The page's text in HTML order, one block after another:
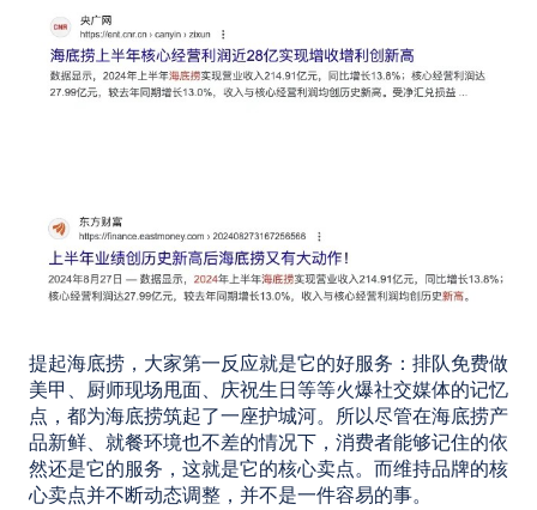
提起海底捞，大家第一反应就是它的好服务：排队免费做
美甲、厨师现场甩面、庆祝生日等等火爆社交媒体的记忆
点，都为海底捞筑起了一座护城河。所以尽管在海底捞产
品新鲜、就餐环境也不差的情况下，消费者能够记住的依
然还是它的服务，这就是它的核心卖点。而维持品牌的核
心卖点并不断动态调整，并不是一件容易的事。